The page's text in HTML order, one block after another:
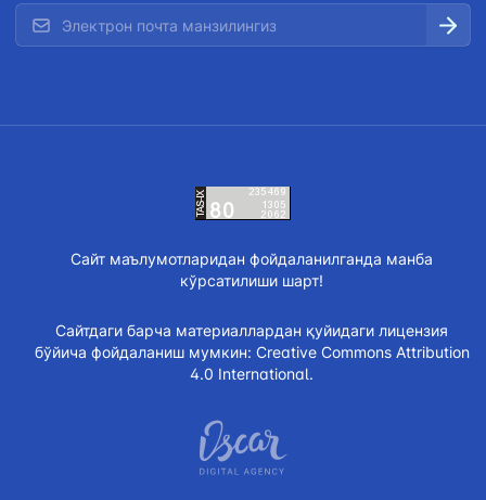
Сайт маълумотларидан фойдаланилганда манба
кўрсатилиши шарт!
Сайтдаги барча материаллардан қуйидаги лицензия
бўйича фойдаланиш мумкин: Creative Commons Attribution
4.0 International.